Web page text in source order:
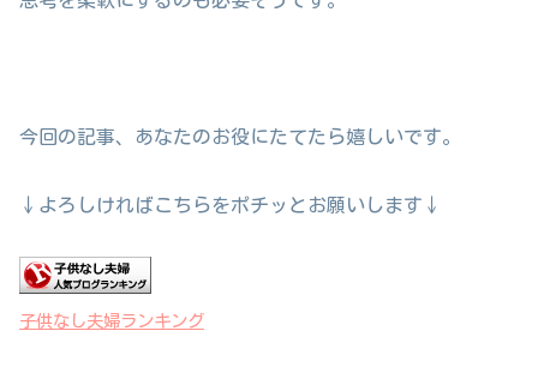
今回の記事、あなたのお役にたてたら嬉しいです。
↓よろしければこちらをポチッとお願いします↓
子供なし夫婦ランキング